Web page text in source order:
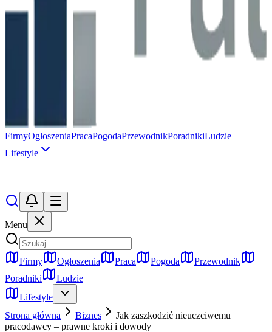
FirmyOgłoszeniaPracaPogodaPrzewodnikPoradnikiLudzie
Lifestyle
Menu
Firmy Ogłoszenia Praca Pogoda
Przewodnik
Poradniki
Ludzie
Lifestyle
Strona główna
Biznes
Jak zaszkodzić nieuczciwemu
pracodawcy – prawne kroki i dowody